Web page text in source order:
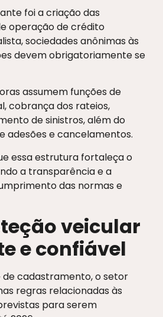
foi a criação das
operação de crédito
sociedades anônimas às
devem obrigatoriamente se
assumem funções de
cobrança dos rateios,
de sinistros, além do
adesões e cancelamentos.
essa estrutura fortaleça o
a transparência e a
das normas e
veicular
e confiável
de cadastramento, o setor
regras relacionadas às
para serem